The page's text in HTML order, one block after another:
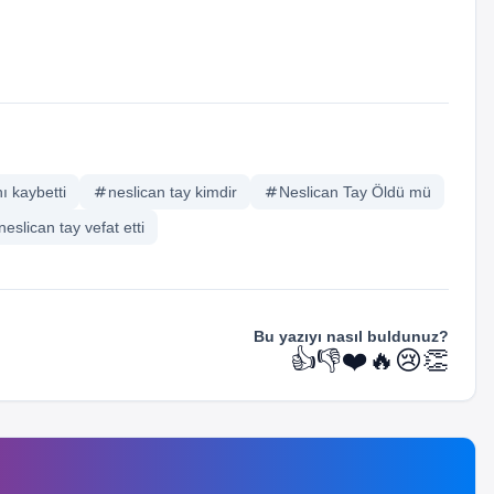
kaybetti tagneslican tay kimdir tagNeslican Tay Öldü mü
neslican tay vefat etti
Bu yazıyı nasıl buldunuz?
👍👎❤️🔥 😢👏